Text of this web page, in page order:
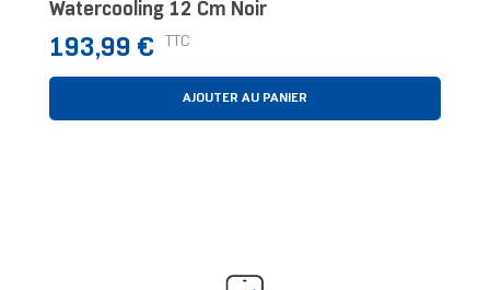
Watercooling 12 Cm Noir
Prix
193,99 € TTC
AJOUTER AU PANIER